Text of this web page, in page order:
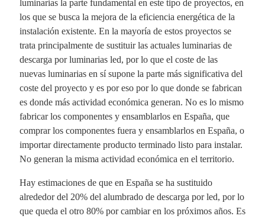
luminarias la parte fundamental en este tipo de proyectos, en
los que se busca la mejora de la eficiencia energética de la
instalación existente. En la mayoría de estos proyectos se
trata principalmente de sustituir las actuales luminarias de
descarga por luminarias led, por lo que el coste de las
nuevas luminarias en sí supone la parte más significativa del
coste del proyecto y es por eso por lo que donde se fabrican
es donde más actividad económica generan. No es lo mismo
fabricar los componentes y ensamblarlos en España, que
comprar los componentes fuera y ensamblarlos en España, o
importar directamente producto terminado listo para instalar.
No generan la misma actividad económica en el territorio.
Hay estimaciones de que en España se ha sustituido
alrededor del 20% del alumbrado de descarga por led, por lo
que queda el otro 80% por cambiar en los próximos años. Es